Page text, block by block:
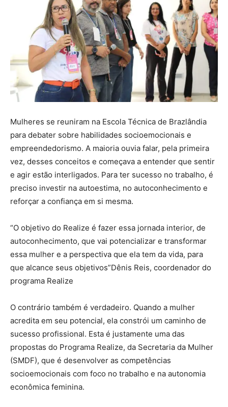
Mulheres se reuniram na Escola Técnica de Brazlândia
para debater sobre habilidades socioemocionais e
empreendedorismo. A maioria ouvia falar, pela primeira
vez, desses conceitos e começava a entender que sentir
e agir estão interligados. Para ter sucesso no trabalho, é
preciso investir na autoestima, no autoconhecimento e
reforçar a confiança em si mesma.
“O objetivo do Realize é fazer essa jornada interior, de
autoconhecimento, que vai potencializar e transformar
essa mulher e a perspectiva que ela tem da vida, para
que alcance seus objetivos”Dênis Reis, coordenador do
programa Realize
O contrário também é verdadeiro. Quando a mulher
acredita em seu potencial, ela constrói um caminho de
sucesso profissional. Esta é justamente uma das
propostas do Programa Realize, da Secretaria da Mulher
(SMDF), que é desenvolver as competências
socioemocionais com foco no trabalho e na autonomia
econômica feminina.